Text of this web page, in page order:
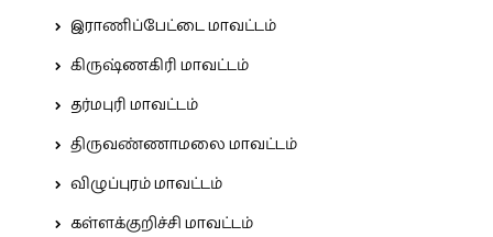
இராணிப்பேட்டை மாவட்டம்
கிருஷ்ணகிரி மாவட்டம்
தர்மபுரி மாவட்டம்
திருவண்ணாமலை மாவட்டம்
விழுப்புரம் மாவட்டம்
கள்ளக்குறிச்சி மாவட்டம்